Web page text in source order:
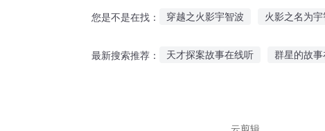
您是不是在找： 穿越之火影宇智波 火影之名为宇
最新搜索推荐： 天才探案故事在线听 群星的故
云剪辑